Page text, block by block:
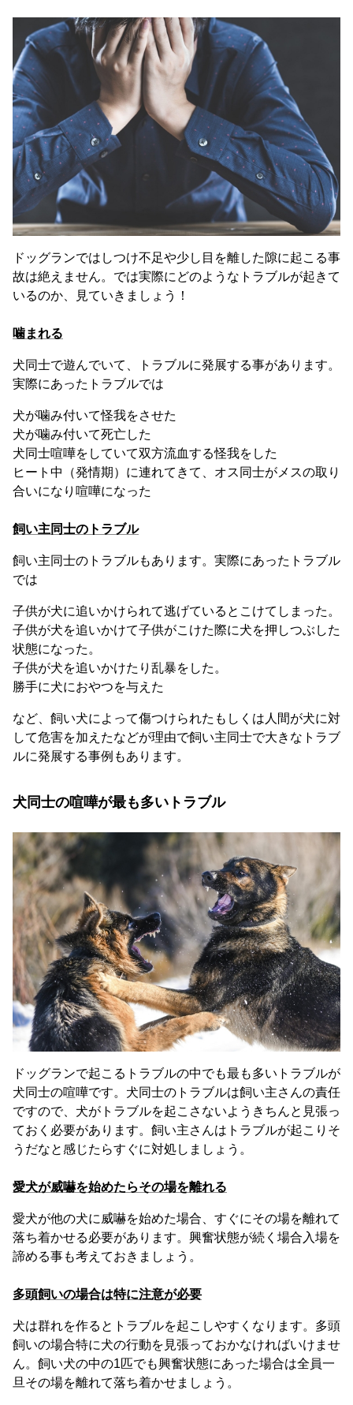
ドッグランではしつけ不足や少し目を離した隙に起こる事
故は絶えません。では実際にどのようなトラブルが起きて
いるのか、見ていきましょう！
噛まれる
犬同士で遊んでいて、トラブルに発展する事があります。
実際にあったトラブルでは
犬が噛み付いて怪我をさせた
犬が噛み付いて死亡した
犬同士喧嘩をしていて双方流血する怪我をした
ヒート中（発情期）に連れてきて、オス同士がメスの取り
合いになり喧嘩になった
飼い主同士のトラブル
飼い主同士のトラブルもあります。実際にあったトラブル
では
子供が犬に追いかけられて逃げているとこけてしまった。
子供が犬を追いかけて子供がこけた際に犬を押しつぶした
状態になった。
子供が犬を追いかけたり乱暴をした。
勝手に犬におやつを与えた
など、飼い犬によって傷つけられたもしくは人間が犬に対
して危害を加えたなどが理由で飼い主同士で大きなトラブ
ルに発展する事例もあります。
犬同士の喧嘩が最も多いトラブル
ドッグランで起こるトラブルの中でも最も多いトラブルが
犬同士の喧嘩です。犬同士のトラブルは飼い主さんの責任
ですので、犬がトラブルを起こさないようきちんと見張っ
ておく必要があります。飼い主さんはトラブルが起こりそ
うだなと感じたらすぐに対処しましょう。
愛犬が威嚇を始めたらその場を離れる
愛犬が他の犬に威嚇を始めた場合、すぐにその場を離れて
落ち着かせる必要があります。興奮状態が続く場合入場を
諦める事も考えておきましょう。
多頭飼いの場合は特に注意が必要
犬は群れを作るとトラブルを起こしやすくなります。多頭
飼いの場合特に犬の行動を見張っておかなければいけませ
ん。飼い犬の中の1匹でも興奮状態にあった場合は全員一
旦その場を離れて落ち着かせましょう。